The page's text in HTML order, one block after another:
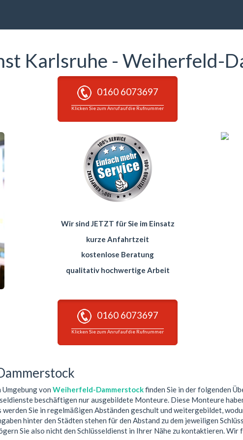
Karlsruhe - Weiherfeld-
0160 6073697
Klicken Sie zum Anruf auf die Rufnummer
Wir sind JETZT für Sie im Einsatz
kurze Anfahrtzeit
kostenlose Beratung
qualitativ hochwertige Arbeit
0160 6073697
Klicken Sie zum Anruf auf die Rufnummer
Umgebung von Weiherfeld-Dammerstockfinden Sie in der folgenden
beschäftigen nur ausgebildete Monteure. Diese Monteure
Sie in regelmäßigen Abständen geschult und weitergebildet,
hinter den Städten stehen für den Abstand zu dem jeweiligen
Sie also nicht den Schlüsseldienst in Ihrer Nähe zu kontaktieren.